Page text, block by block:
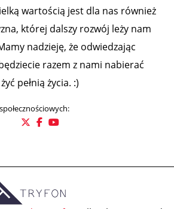
wartością jest dla nas również
której dalszy rozwój leży nam
nadzieję, że odwiedzając
razem z nami nabierać
pełnią życia. :)